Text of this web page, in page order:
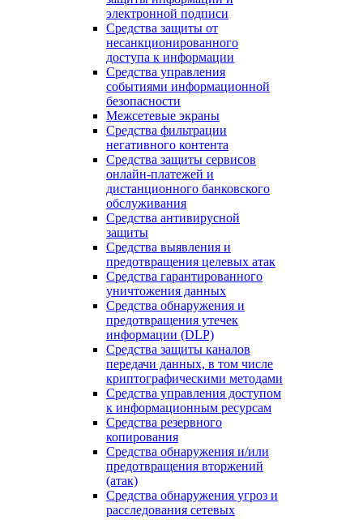
электронной подписи
Средства защиты от
несанкционированного
доступа к информации
Средства управления
событиями информационной
безопасности
Межсетевые экраны
Средства фильтрации
негативного контента
Средства защиты сервисов
онлайн-платежей и
дистанционного банковского
обслуживания
Средства антивирусной
защиты
Средства выявления и
предотвращения целевых атак
Средства гарантированного
уничтожения данных
Средства обнаружения и
предотвращения утечек
информации (DLP)
Средства защиты каналов
передачи данных, в том числе
криптографическими методами
Средства управления доступом
к информационным ресурсам
Средства резервного
копирования
Средства обнаружения и/или
предотвращения вторжений
(атак)
Средства обнаружения угроз и
расследования сетевых